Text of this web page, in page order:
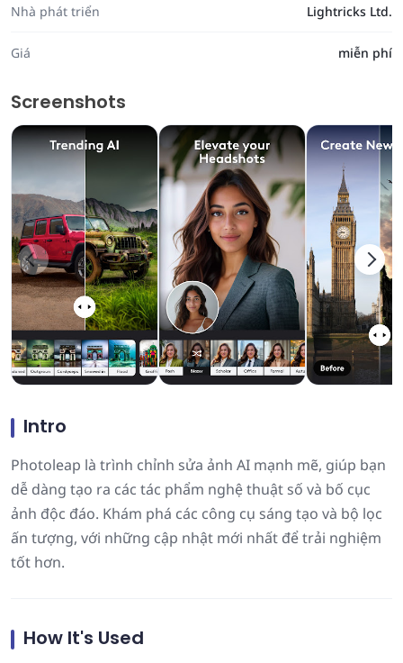
Nhà phát triển Lightricks Ltd.
Giá miễn phí
Screenshots
Intro
Photoleap là trình chỉnh sửa ảnh AI mạnh mẽ, giúp bạn
dễ dàng tạo ra các tác phẩm nghệ thuật số và bố cục
ảnh độc đáo. Khám phá các công cụ sáng tạo và bộ lọc
ấn tượng, với những cập nhật mới nhất để trải nghiệm
tốt hơn.
How It's Used